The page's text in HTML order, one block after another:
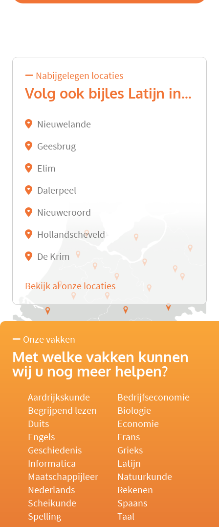
Nabijgelegen locaties
Volg ook bijles Latijn in...
Nieuwelande
Geesbrug
Elim
Dalerpeel
Nieuweroord
Hollandscheveld
De Krim
Bekijk al onze locaties
Onze vakken
Met welke vakken kunnen
wij u nog meer helpen?
Aardrijkskunde
Bedrijfseconomie
Begrijpend lezen
Biologie
Duits
Economie
Engels
Frans
Geschiedenis
Grieks
Informatica
Latijn
Maatschappijleer
Natuurkunde
Nederlands
Rekenen
Scheikunde
Spaans
Spelling
Taal